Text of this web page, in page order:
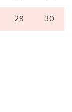
29 30